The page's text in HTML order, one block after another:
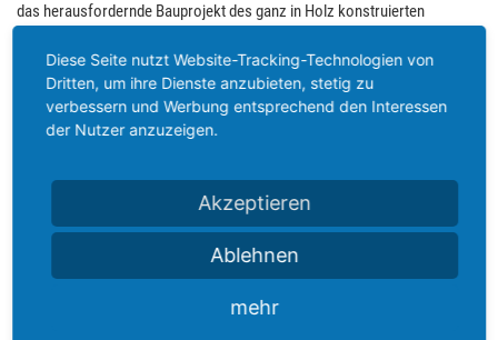
das herausfordernde Bauprojekt des ganz in Holz konstruierten
morgen“. Dieser Nachhaltigkeitsgedanke werde durch den Einsatz von
recyclingfähigem Baumaterial und der unkomplizierten Demontierbarkeit
der Bauelemente schon bei der Errichtung umgesetzt. Zudem sei das
Firmengebäude zu 58 Prozent Energie-autark und damit „ein richtiges
Bauen mit Holz als aktiver Beitrag zum Klimaschutz, das war eine der
Kernbotschaften des Fachvortrags von Prof. Dipl.-Ing. Stefan Krötsch
von der Fakultät Architektur und Gestaltung an der Hochschule Konstanz
Technik, Wirtschaft und Gestaltung. Etwa 40 Prozent des globalen
Baumaterialien, der Errichtung sowie dem Betrieb von Gebäuden
Diese Seite nutzt Website-Tracking-Technologien von
Dritten, um ihre Dienste anzubieten, stetig zu
verbessern und Werbung entsprechend den Interessen
der Nutzer anzuzeigen.
Akzeptieren
Ablehnen
mehr